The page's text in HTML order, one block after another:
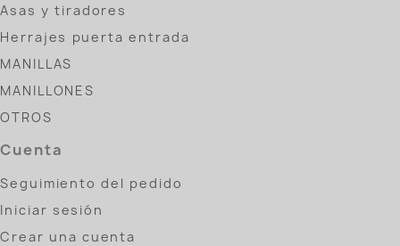
Asas y tiradores
Herrajes puerta entrada
MANILLAS
MANILLONES
OTROS
Cuenta
Seguimiento del pedido
Iniciar sesión
Crear una cuenta